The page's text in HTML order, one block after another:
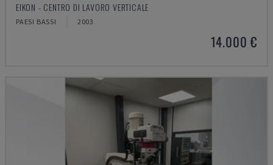
EIKON - CENTRO DI LAVORO VERTICALE
PAESI BASSI 2003
14.000 €